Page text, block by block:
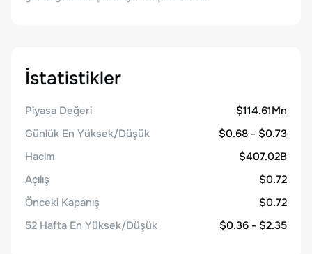
İstatistikler
Piyasa Değeri
$114.61Mn
Günlük En Yüksek/Düşük
$0.68 - $0.73
Hacim
$407.02B
Açılış
$0.72
Önceki Kapanış
$0.72
52 Hafta En Yüksek/Düşük
$0.36 - $2.35